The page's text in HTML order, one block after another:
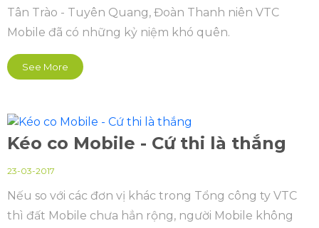
Tân Trào - Tuyên Quang, Đoàn Thanh niên VTC
Mobile đã có những kỷ niệm khó quên.
See More
Kéo co Mobile - Cứ thi là thắng
23-03-2017
Nếu so với các đơn vị khác trong Tổng công ty VTC
thì đất Mobile chưa hẳn rộng, người Mobile không